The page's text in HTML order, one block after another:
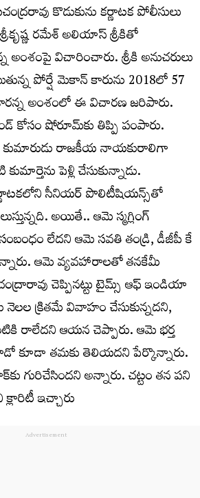
కొడుకును క‌ర్ణాట‌క పోలీసులు
ర‌మేశ్ అలియాస్ శ్రీ‌కితో
విచారించారు. శ్రీకి అనుచరులు
పోర్షే మెకాన్ కారును 2018లో 57
అంశంలో ఈ విచార‌ణ జ‌రిపారు.
కోసం షోరూమ్‌కు తిప్పి పంపారు.
కుమారుడు రాజ‌కీయ నాయ‌కురాలిగా
పెళ్లి చేసుకున్నాడు.
సీనియ‌ర్ పొలిటీషియ‌న్స్‌తో
అయితే.. ఆమె స్మ‌గ్లింగ్
లేద‌ని ఆమె స‌వ‌తి తండ్రి, డీజీపీ కే
ఆమె వ్య‌వ‌హారాల‌తో త‌న‌కేమీ
చెప్పిన‌ట్టు టైమ్స్ ఆఫ్ ఇండియా
క్రిత‌మే వివాహం చేసుకున్న‌ద‌ని,
రాలేద‌ని ఆయ‌న చెప్పారు. ఆమె భ‌ర్త
కూడా త‌మ‌కు తెలియ‌ద‌ని పేర్కొన్నారు.
గురిచేసింద‌ని అన్నారు. చ‌ట్టం త‌న ప‌ని
ఇచ్చారు